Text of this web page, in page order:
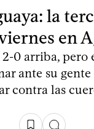
la
en
2-0 arriba, pero
ante su
contra las